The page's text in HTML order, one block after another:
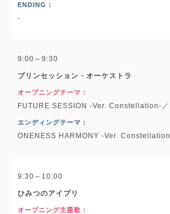
ENDING :
-
9:00～9:30
プリンセッション・オーケストラ
オープニングテーマ :
FUTURE SESSION -Ver. Constellation-／
エンディングテーマ :
ONENESS HARMONY -Ver.
9:30～10:00
ひみつのアイプリ
オープニング主題歌 :